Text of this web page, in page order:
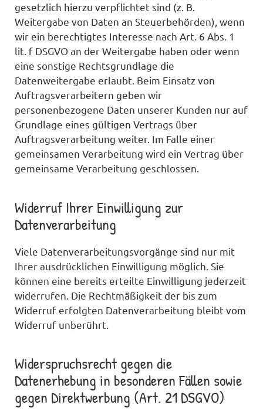
gesetzlich hierzu verpflichtet sind (z. B.
Weitergabe von Daten an Steuerbehörden), wenn
wir ein berechtigtes Interesse nach Art. 6 Abs. 1
lit. f DSGVO an der Weitergabe haben oder wenn
eine sonstige Rechtsgrundlage die
Datenweitergabe erlaubt. Beim Einsatz von
Auftragsverarbeitern geben wir
personenbezogene Daten unserer Kunden nur auf
Grundlage eines gültigen Vertrags über
Auftragsverarbeitung weiter. Im Falle einer
gemeinsamen Verarbeitung wird ein Vertrag über
gemeinsame Verarbeitung geschlossen.
Widerruf Ihrer Einwilligung zur
Datenverarbeitung
Viele Datenverarbeitungsvorgänge sind nur mit
Ihrer ausdrücklichen Einwilligung möglich. Sie
können eine bereits erteilte Einwilligung jederzeit
widerrufen. Die Rechtmäßigkeit der bis zum
Widerruf erfolgten Datenverarbeitung bleibt vom
Widerruf unberührt.
Widerspruchsrecht gegen die
Datenerhebung in besonderen Fällen sowie
gegen Direktwerbung (Art. 21 DSGVO)